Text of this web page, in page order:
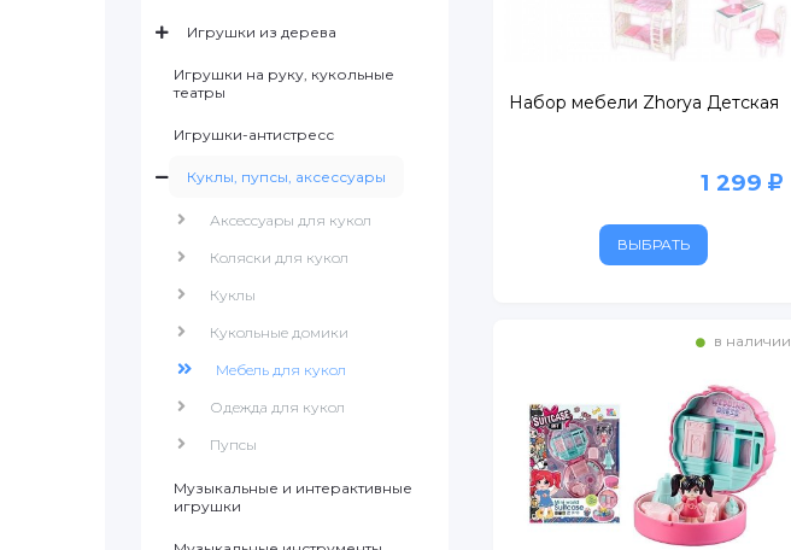
Игрушки из дерева
Игрушки на руку, кукольные
театры
Игрушки-антистресс
Куклы, пупсы, аксессуары
Аксессуары для кукол
Коляски для кукол
Куклы
Кукольные домики
Мебель для кукол
Одежда для кукол
Пупсы
Музыкальные и интерактивные
игрушки
Набор мебели Zhorya Детская
1 299
ВЫБРАТЬ
в наличии